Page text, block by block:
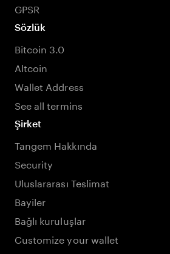
GPSR
Sözlük
Bitcoin 3.0
Altcoin
Wallet Address
See all termins
Şirket
Tangem Hakkında
Security
Uluslararası Teslimat
Bayiler
Bağlı kuruluşlar
Customize your wallet